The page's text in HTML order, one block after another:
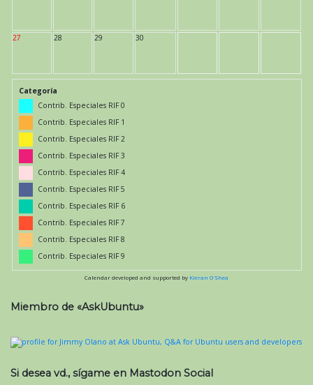
27 28 29 30
Categoría
Contrib. Especiales RIF 0
Contrib. Especiales RIF 1
Contrib. Especiales RIF 2
Contrib. Especiales RIF 3
Contrib. Especiales RIF 4
Contrib. Especiales RIF 5
Contrib. Especiales RIF 6
Contrib. Especiales RIF 7
Contrib. Especiales RIF 8
Contrib. Especiales RIF 9
Calendar developed and supported by Kieran O'Shea
Miembro de «AskUbuntu»
Si desea vd., sígame en Mastodon Social